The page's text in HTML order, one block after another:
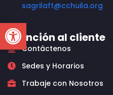
Open toolbar
sagrilaft@cchuila.org
Atención al cliente
Contáctenos
Sedes y Horarios
Trabaje con Nosotros